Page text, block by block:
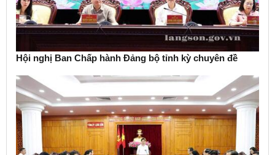
Hội nghị Ban Chấp hành Đảng bộ tỉnh kỳ chuyên đề